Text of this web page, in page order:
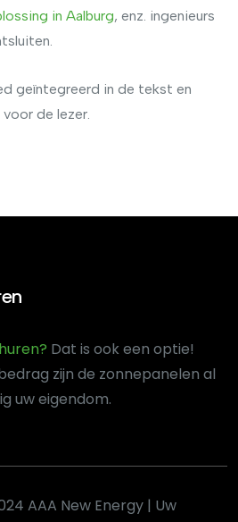
in Aalburg, enz. ingenieurs
geïntegreerd in de tekst en
de lezer.
Dat is ook een optie!
zijn de zonnepanelen al
uw eigendom.
AAA New Energy | Uw